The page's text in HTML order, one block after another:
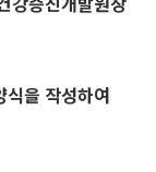
식을 작성하여